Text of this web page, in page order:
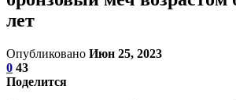
лет
Опубликовано Июн 25, 2023
0 43
Поделится